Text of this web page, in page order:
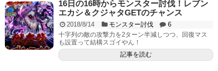
16日の16時からモンスター討伐！レブン
エカシ＆クジャタGETのチャンス
2018/8/14 モンスター討伐
6
十字列の敵の攻撃力を2ターン半減しつつ、回復マス
も設置って結構スゴイやん！
記事を読む